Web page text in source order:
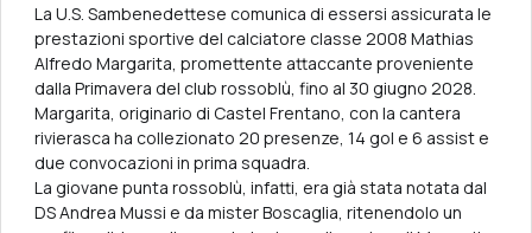
La U.S. Sambenedettese comunica di essersi assicurata le
prestazioni sportive del calciatore classe 2008 Mathias
Alfredo Margarita, promettente attaccante proveniente
dalla Primavera del club rossoblù, fino al 30 giugno 2028.
Margarita, originario di Castel Frentano, con la cantera
rivierasca ha collezionato 20 presenze, 14 gol e 6 assist e
due convocazioni in prima squadra.
La giovane punta rossoblù, infatti, era già stata notata dal
DS Andrea Mussi e da mister Boscaglia, ritenendolo un